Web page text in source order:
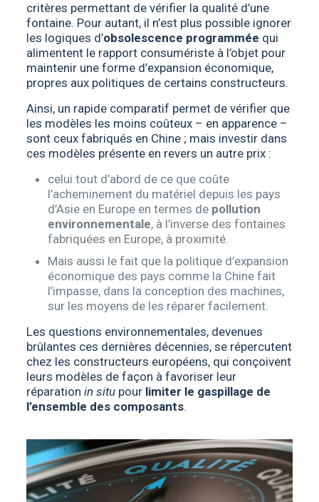
critères permettant de vérifier la qualité d’une
fontaine. Pour autant, il n’est plus possible ignorer
les logiques d’obsolescence programmée qui
alimentent le rapport consumériste à l’objet pour
maintenir une forme d’expansion économique,
propres aux politiques de certains constructeurs.
Ainsi, un rapide comparatif permet de vérifier que
les modèles les moins coûteux – en apparence –
sont ceux fabriqués en Chine ; mais investir dans
ces modèles présente en revers un autre prix :
celui tout d’abord de ce que coûte
l’acheminement du matériel depuis les pays
d’Asie en Europe en termes de pollution
environnementale, à l’inverse des fontaines
fabriquées en Europe, à proximité.
Mais aussi le fait que la politique d’expansion
économique des pays comme la Chine fait
l’impasse, dans la conception des machines,
sur les moyens de les réparer facilement.
Les questions environnementales, devenues
brûlantes ces dernières décennies, se répercutent
chez les constructeurs européens, qui conçoivent
leurs modèles de façon à favoriser leur
réparation in situpour limiter le gaspillage de
l’ensemble des composants.